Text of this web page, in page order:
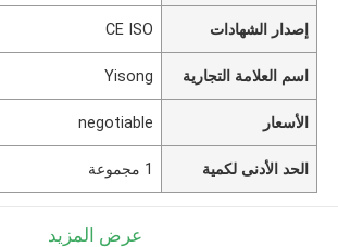
إصدار الشهادات CE ISO
اسم العلامة التجارية Yisong
الأسعار negotiable
الحد الأدنى لكمية 1 مجموعة
عرض المزيد